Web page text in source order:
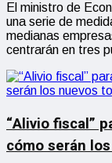
El ministro de
una serie de
medianas
centrarán en tres
“Alivio fiscal”
cómo serán